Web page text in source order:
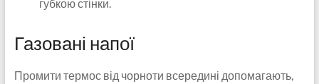
губкою стінки.
Газовані напої
Промити термос від чорноти всередині допомагають,